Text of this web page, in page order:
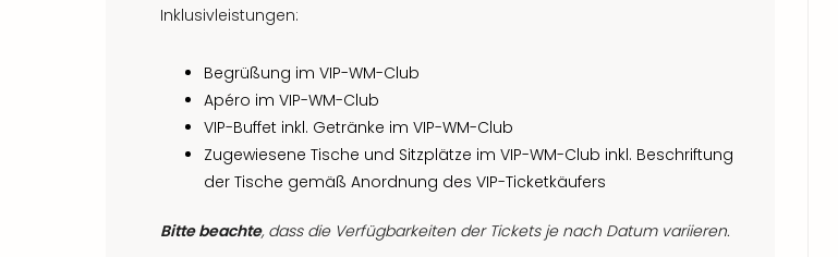
Inklusivleistungen:
Begrüßung im VIP-WM-Club
Apéro im VIP-WM-Club
VIP-Buffet inkl. Getränke im VIP-WM-Club
Zugewiesene Tische und Sitzplätze im VIP-WM-Club inkl. Beschriftung
der Tische gemäß Anordnung des VIP-Ticketkäufers
Bitte beachte, dass die Verfügbarkeiten der Tickets je nach Datum variieren.